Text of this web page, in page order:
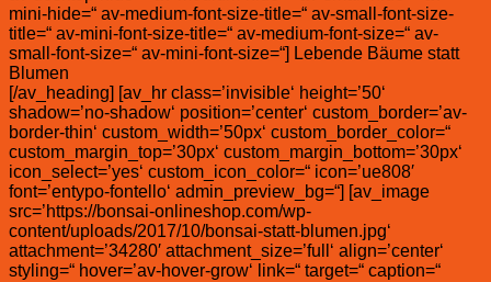
mini-hide=“ av-medium-font-size-title=“ av-small-font-size-
title=“ av-mini-font-size-title=“ av-medium-font-size=“ av-
small-font-size=“ av-mini-font-size=“] Lebende Bäume statt
Blumen
[/av_heading] [av_hr class=’invisible‘ height=’50‘
shadow=’no-shadow‘ position=’center‘ custom_border=’av-
border-thin‘ custom_width=’50px‘ custom_border_color=“
custom_margin_top=’30px‘ custom_margin_bottom=’30px‘
icon_select=’yes‘ custom_icon_color=“ icon=’ue808′
font=’entypo-fontello‘ admin_preview_bg=“] [av_image
src=’https://bonsai-onlineshop.com/wp-
content/uploads/2017/10/bonsai-statt-blumen.jpg‘
attachment=’34280′ attachment_size=’full‘ align=’center‘
styling=“ hover=’av-hover-grow‘ link=“ target=“ caption=“